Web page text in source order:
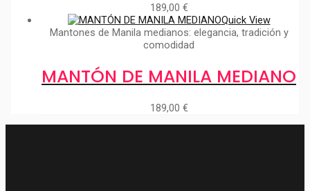
189,00 €
Quick View
Mantones de Manila medianos: elegancia, tradición y
comodidad
MANTÓN DE MANILA MEDIANO
189,00 €